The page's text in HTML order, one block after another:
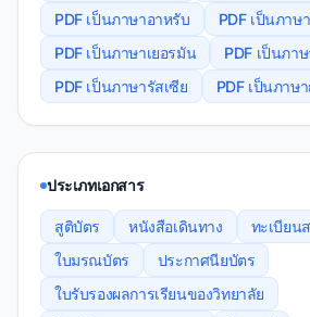
PDF เป็นภาษาอาหรับ
PDF เป็นภาษ
PDF เป็นภาษาเยอรมัน
PDF เป็นภา
PDF เป็นภาษารัสเซีย
PDF เป็นภาษ
ประเภทเอกสาร
สูติบัตร หนังสือเดินทาง ทะเบียน
ใบมรณบัตร
ประกาศนียบัตร
ใบรับรองผลการเรียนของวิทยาลัย